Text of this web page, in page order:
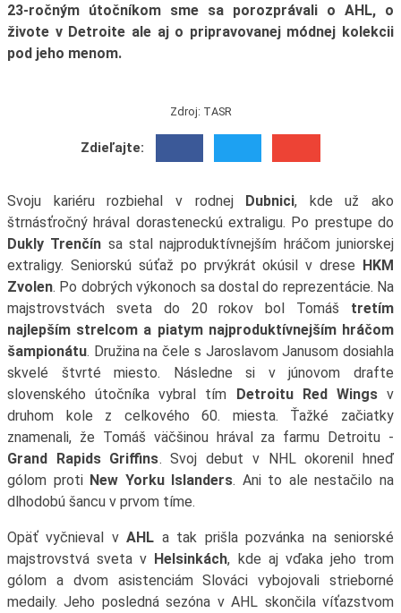
23-ročným útočníkom sme sa porozprávali o AHL, o
živote v Detroite ale aj o pripravovanej módnej kolekcii
pod jeho menom.
Zdroj: TASR
Zdieľajte:
Svoju kariéru rozbiehal v rodnej Dubnici, kde už ako
štrnásťročný hrával dorasteneckú extraligu. Po prestupe do
Dukly Trenčín sa stal najproduktívnejším hráčom juniorskej
extraligy. Seniorskú súťaž po prvýkrát okúsil v drese HKM
Zvolen. Po dobrých výkonoch sa dostal do reprezentácie. Na
majstrovstvách sveta do 20 rokov bol Tomáš tretím
najlepším strelcom a piatym najproduktívnejším hráčom
šampionátu. Družina na čele s Jaroslavom Janusom dosiahla
skvelé štvrté miesto. Následne si v júnovom drafte
slovenského útočníka vybral tím Detroitu Red Wingsv
druhom kole z celkového 60. miesta. Ťažké začiatky
znamenali, že Tomáš väčšinou hrával za farmu Detroitu -
Grand Rapids Griffins. Svoj debut v NHL okorenil hneď
gólom proti New Yorku Islanders. Ani to ale nestačilo na
dlhodobú šancu v prvom tíme.
Opäť vyčnieval vAHL a tak prišla pozvánka na seniorské
majstrovstvá sveta v Helsinkách, kde aj vďaka jeho trom
gólom a dvom asistenciám Slováci vybojovali strieborné
medaily. Jeho posledná sezóna v AHL skončila víťazstvom